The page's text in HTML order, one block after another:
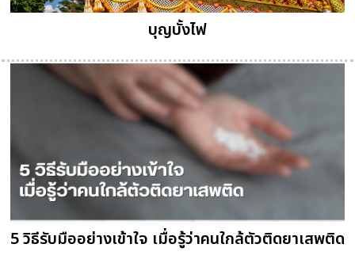
บุญบั้งไฟ
5 วิธีรับมืออย่างเข้าใจ เมื่อรู้ว่าคนใกล้ตัวติดยาเสพติด